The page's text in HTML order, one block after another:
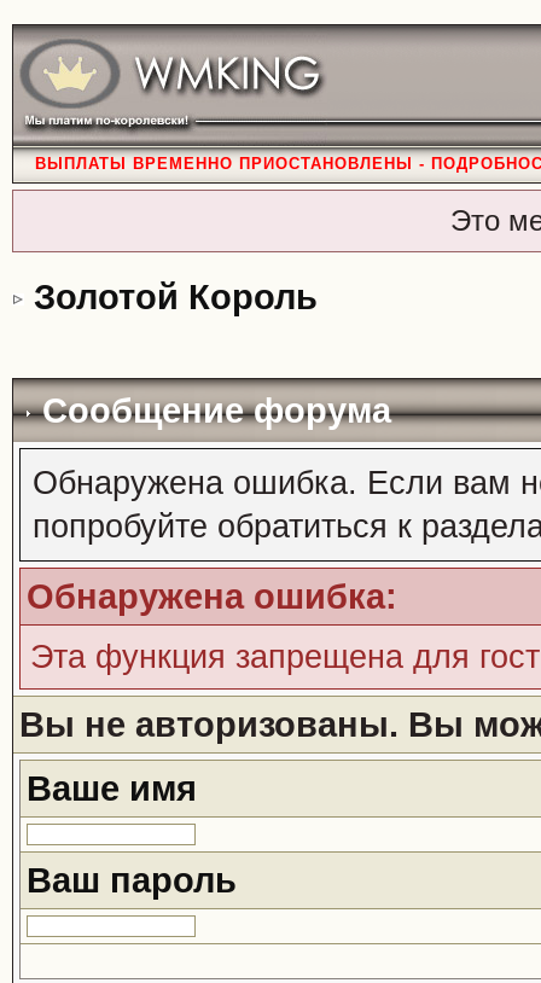
ВЫПЛАТЫ ВРЕМЕННО ПРИОСТАНОВЛЕНЫ -
Это
Золотой Король
Сообщение форума
Обнаружена ошибка. Если вам
попробуйте обратиться к
Обнаружена ошибка:
Эта функция запрещена для
Вы не авторизованы. Вы
Ваше имя
Ваш пароль